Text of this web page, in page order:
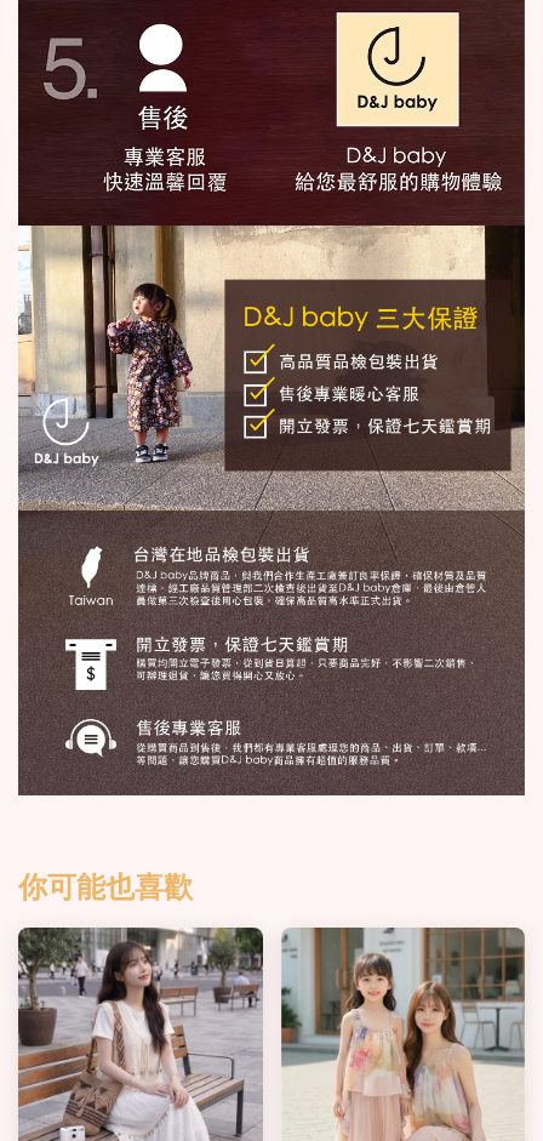
你可能也喜歡